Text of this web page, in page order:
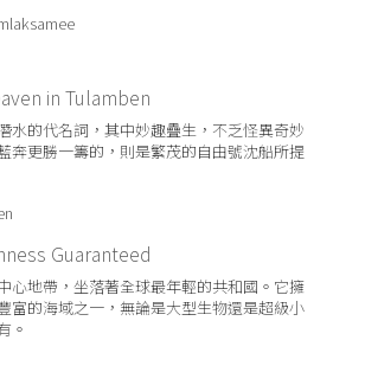
in Tulamben
水的代名詞，其中妙趣疊生，不乏怪異奇妙
奔更勝一籌的，則是繁茂的自由號沈船所提
Guaranteed
心地帶，坐落著全球最年輕的共和國。它擁
富的海域之一，無論是大型生物還是超級小
。